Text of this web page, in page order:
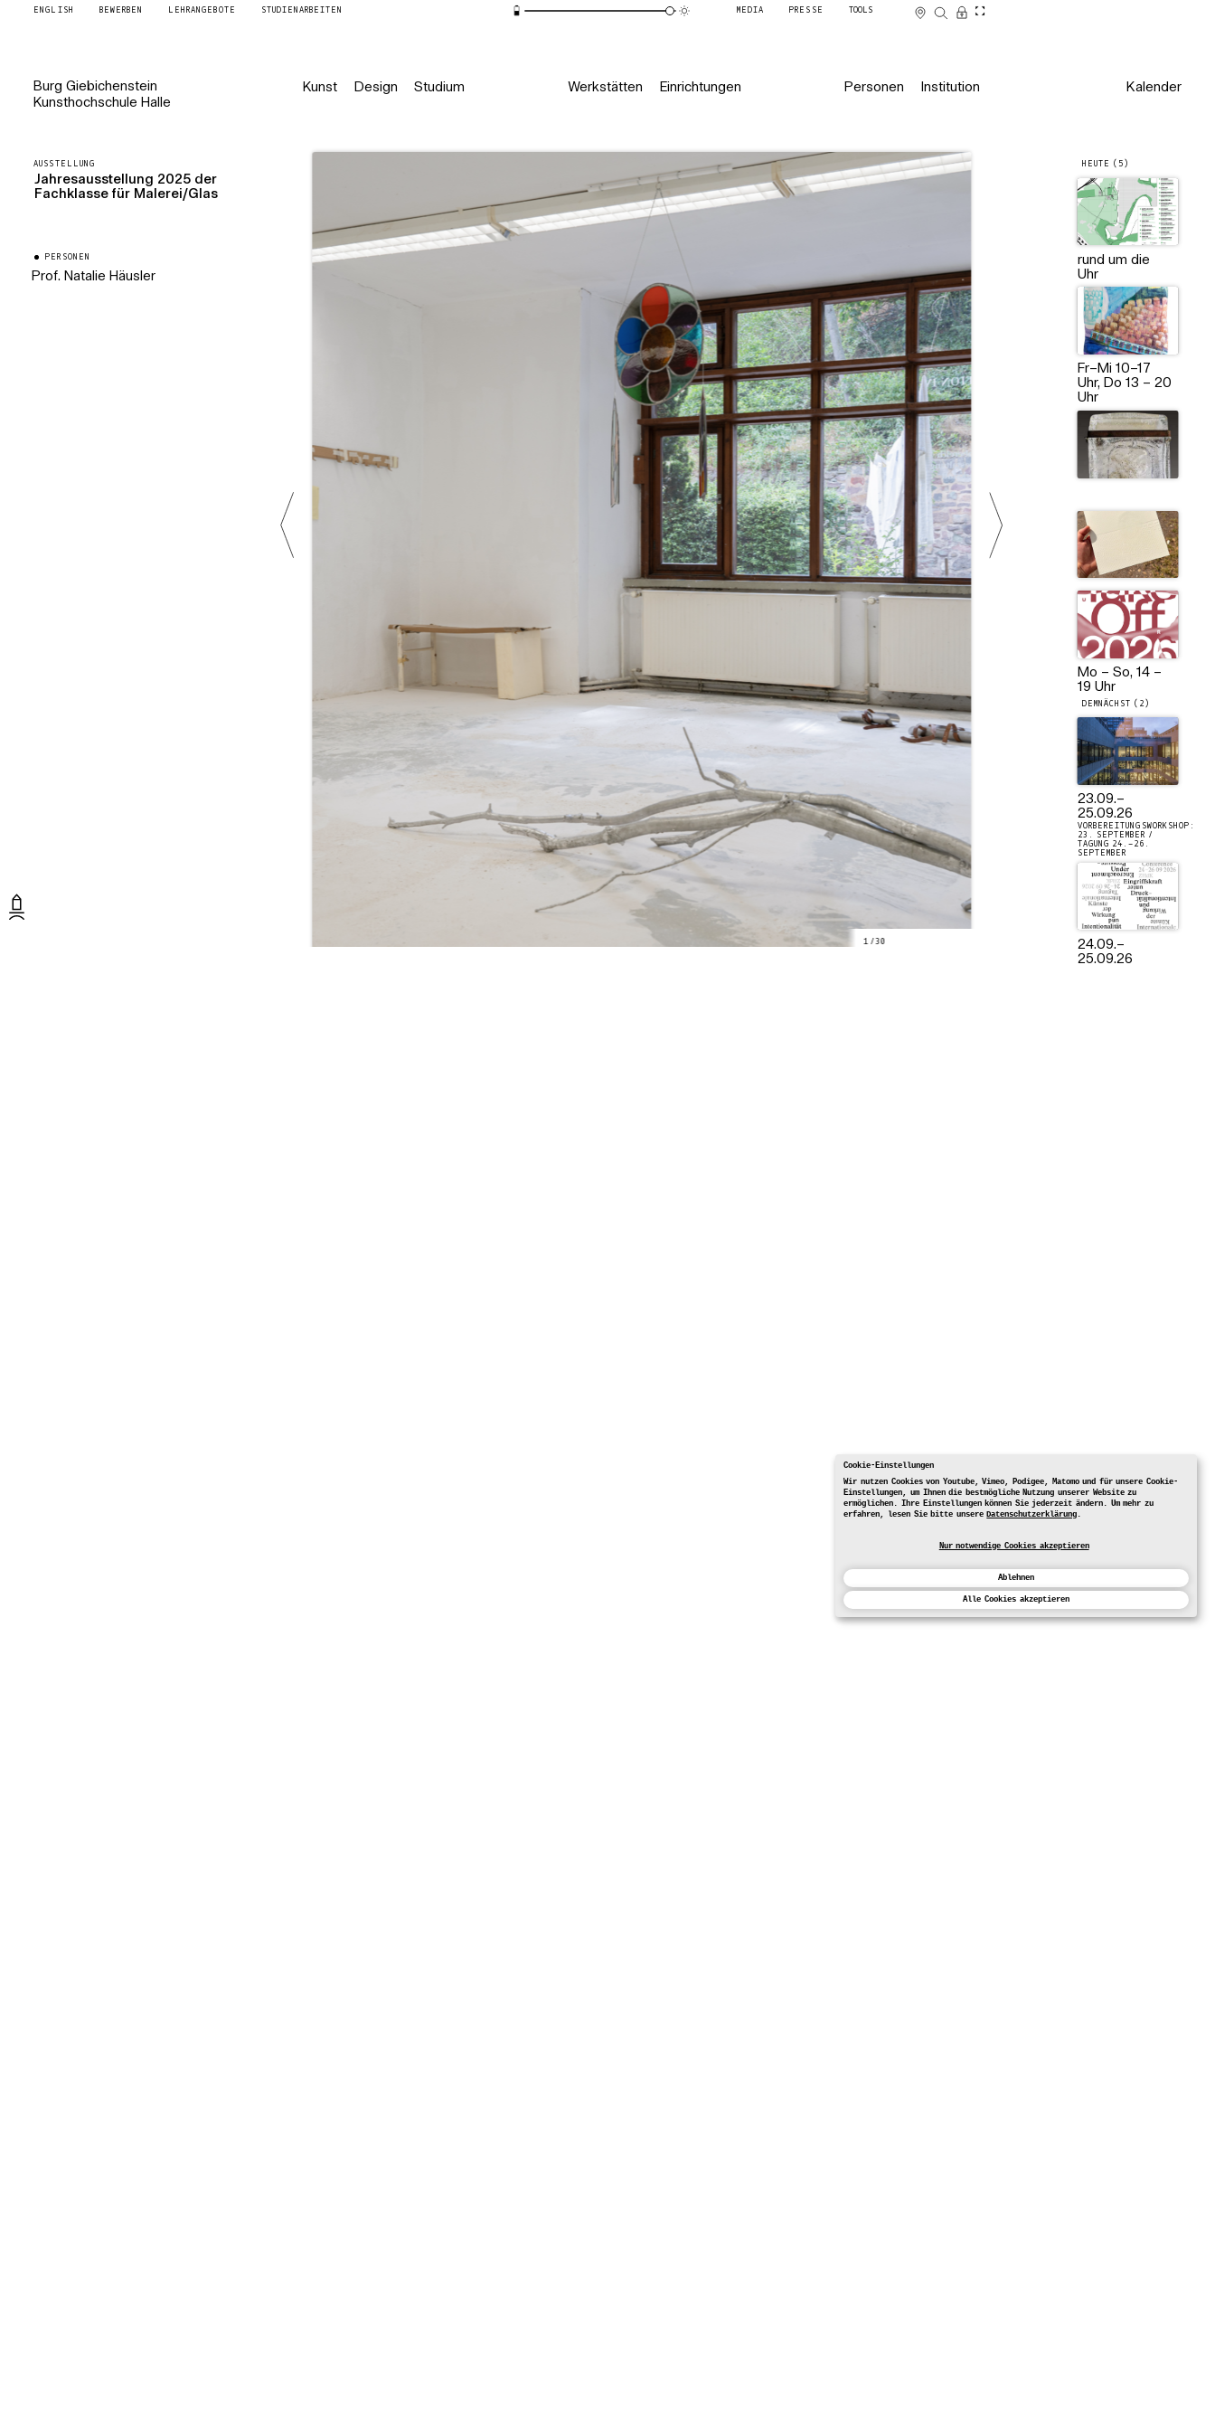
Cookie-Einstellungen
Wir nutzen Cookies von Youtube, Vimeo, Podigee, Matomo und für unsere Cookie-
Einstellungen, um Ihnen die bestmögliche Nutzung unserer Website zu
ermöglichen. Ihre Einstellungen können Sie jederzeit ändern. Um mehr zu
erfahren, lesen Sie bitte unsereDatenschutzerklärung.
Nur notwendige Cookies akzeptieren
Ablehnen
Alle Cookies akzeptieren
ENGLISH BEWERBEN LEHRANGEBOTE STUDIENARBEITEN MEDIA PRESSE TOOLS
Burg Giebichenstein
Kunsthochschule Halle
Kunst Design Studium Werkstätten Einrichtungen Personen Institution Kalender
1 / 30
Feldbauer (li) Giulia
Sachon (re), 2025;
Foto: Jooyeon Shin & Vahdeta
HEUTE (5)
rund um die
Uhr
Fr–Mi 10–17
Uhr, Do 13 – 20
Uhr
Mo – So, 14 –
19 Uhr
DEMNÄCHST (2)
23.09.–
25.09.26
VORBEREITUNGSWORKSHOP:
23. SEPTEMBER /
TAGUNG 24.–26.
SEPTEMBER
24.09.–
25.09.26
AUSSTELLUNG
Jahresausstellung 2025 der
Fachklasse für Malerei/Glas
PERSONEN
Prof. Natalie Häusler